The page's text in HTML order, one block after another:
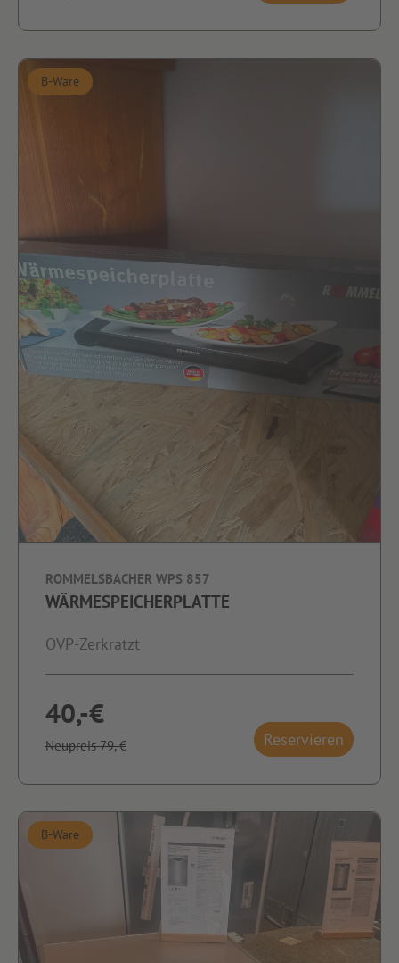
B-Ware
ROMMELSBACHER WPS 857
WÄRMESPEICHERPLATTE
OVP-Zerkratzt
40,-€
Neupreis 79,-€ Reservieren
B-Ware